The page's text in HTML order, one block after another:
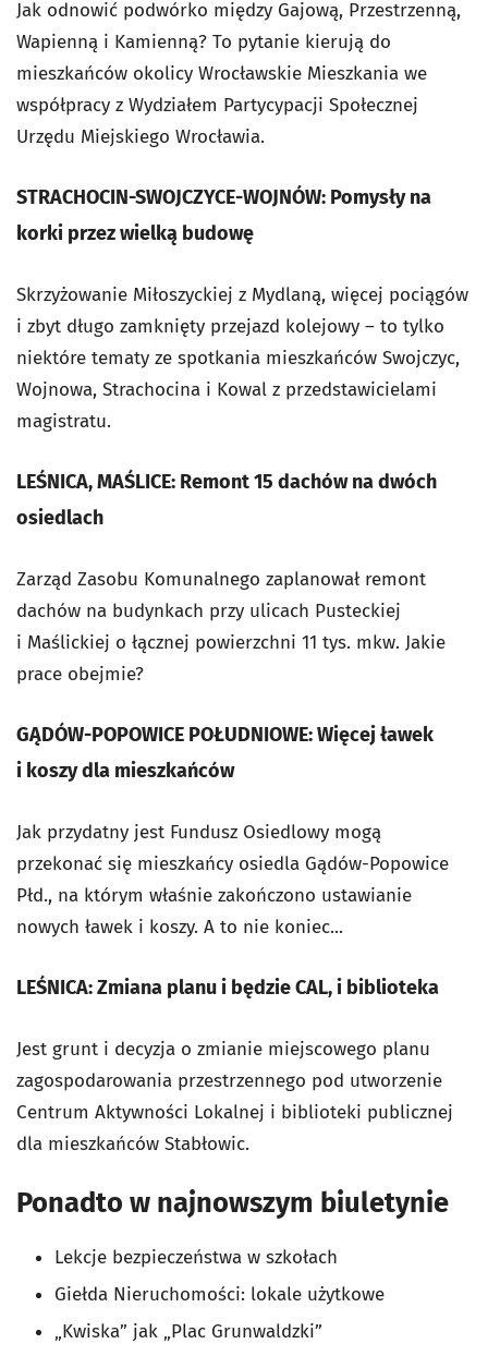
Jak odnowić podwórko między Gajową, Przestrzenną,
Wapienną i Kamienną? To pytanie kierują do
mieszkańców okolicy Wrocławskie Mieszkania we
współpracy z Wydziałem Partycypacji Społecznej
Urzędu Miejskiego Wrocławia.
STRACHOCIN-SWOJCZYCE-WOJNÓW: Pomysły na
korki przez wielką budowę
Skrzyżowanie Miłoszyckiej z Mydlaną, więcej pociągów
i zbyt długo zamknięty przejazd kolejowy – to tylko
niektóre tematy ze spotkania mieszkańców Swojczyc,
Wojnowa, Strachocina i Kowal z przedstawicielami
magistratu.
LEŚNICA, MAŚLICE: Remont 15 dachów na dwóch
osiedlach
Zarząd Zasobu Komunalnego zaplanował remont
dachów na budynkach przy ulicach Pusteckiej
i Maślickiej o łącznej powierzchni 11 tys. mkw. Jakie
prace obejmie?
GĄDÓW-POPOWICE POŁUDNIOWE: Więcej ławek
i koszy dla mieszkańców
Jak przydatny jest Fundusz Osiedlowy mogą
przekonać się mieszkańcy osiedla Gądów-Popowice
Płd., na którym właśnie zakończono ustawianie
nowych ławek i koszy. A to nie koniec...
LEŚNICA: Zmiana planu i będzie CAL, i biblioteka
Jest grunt i decyzja o zmianie miejscowego planu
zagospodarowania przestrzennego pod utworzenie
Centrum Aktywności Lokalnej i biblioteki publicznej
dla mieszkańców Stabłowic.
Ponadto w najnowszym biuletynie
Lekcje bezpieczeństwa w szkołach
Giełda Nieruchomości: lokale użytkowe
„Kwiska” jak „Plac Grunwaldzki”